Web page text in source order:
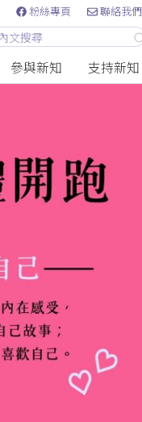
粉絲專頁 聯絡我們
參與新知 支持新知